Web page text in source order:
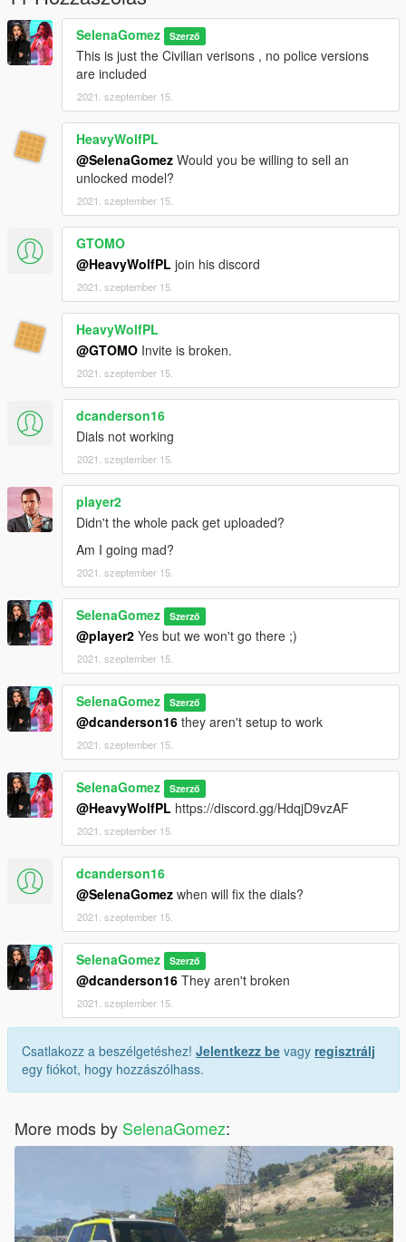
SelenaGomez Szerző
This is just the Civilian verisons , no police versions
are included
2021. szeptember 15.
HeavyWolfPL
@SelenaGomez Would you be willing to sell an
unlocked model?
2021. szeptember 15.
GTOMO
@HeavyWolfPL join his discord
2021. szeptember 15.
HeavyWolfPL
@GTOMO Invite is broken.
2021. szeptember 15.
dcanderson16
Dials not working
2021. szeptember 15.
player2
Didn't the whole pack get uploaded?
Am I going mad?
2021. szeptember 15.
SelenaGomez Szerző
@player2 Yes but we won't go there ;)
2021. szeptember 15.
SelenaGomez Szerző
@dcanderson16 they aren't setup to work
2021. szeptember 15.
SelenaGomez Szerző
@HeavyWolfPL https://discord.gg/HdqjD9vzAF
2021. szeptember 15.
dcanderson16
@SelenaGomez when will fix the dials?
2021. szeptember 15.
SelenaGomez Szerző
@dcanderson16 They aren't broken
2021. szeptember 15.
Csatlakozz a beszélgetéshez! Jelentkezz be vagy regisztrálj
egy fiókot, hogy hozzászólhass.
More mods by SelenaGomez: